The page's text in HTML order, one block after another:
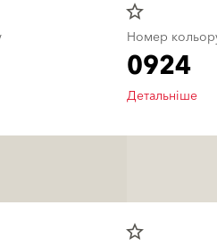
star_border
Номер
0924
Детальніше
star_border